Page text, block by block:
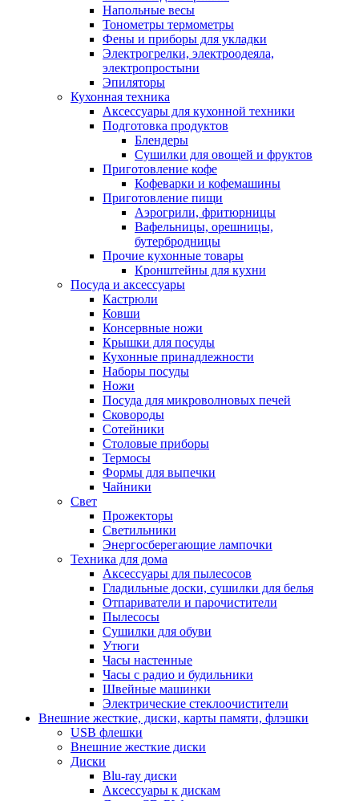
Напольные весы
Тонометры термометры
Фены и приборы для укладки
Электрогрелки, электроодеяла,
электропростыни
Эпиляторы
Кухонная техника
Аксессуары для кухонной техники
Подготовка продуктов
Блендеры
Сушилки для овощей и фруктов
Приготовление кофе
Кофеварки и кофемашины
Приготовление пищи
Аэрогрили, фритюрницы
Вафельницы, орешницы,
бутербродницы
Прочие кухонные товары
Кронштейны для кухни
Посуда и аксессуары
Кастрюли
Ковши
Консервные ножи
Крышки для посуды
Кухонные принадлежности
Наборы посуды
Ножи
Посуда для микроволновых печей
Сковороды
Сотейники
Столовые приборы
Термосы
Формы для выпечки
Чайники
Свет
Прожекторы
Светильники
Энергосберегающие лампочки
Техника для дома
Аксессуары для пылесосов
Гладильные доски, сушилки для белья
Отпариватели и парочистители
Пылесосы
Сушилки для обуви
Утюги
Часы настенные
Часы с радио и будильники
Швейные машинки
Электрические стеклоочистители
Внешние жесткие, диски, карты памяти, флэшки
USB флешки
Внешние жесткие диски
Диски
Blu-ray диски
Аксессуары к дискам